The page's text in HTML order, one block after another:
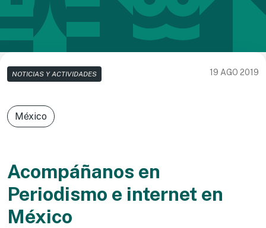
NOTICIAS Y ACTIVIDADES 19 AGO 2019
México
Acompáñanos en
Periodismo e internet en
México